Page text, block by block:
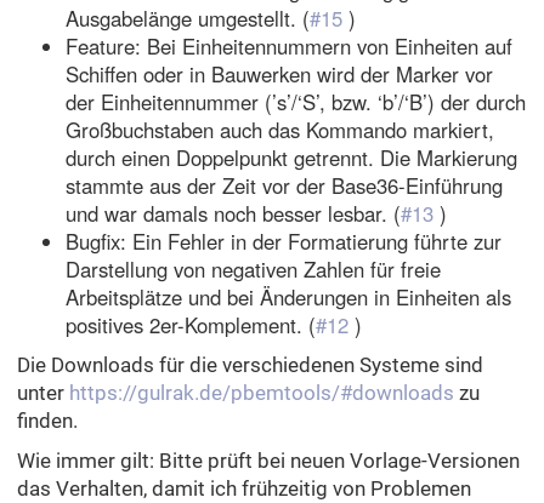
Ausgabelänge umgestellt. (#15 )
Feature: Bei Einheitennummern von Einheiten auf
Schiffen oder in Bauwerken wird der Marker vor
der Einheitennummer (’s’/‘S’, bzw. ‘b’/‘B’) der durch
Großbuchstaben auch das Kommando markiert,
durch einen Doppelpunkt getrennt. Die Markierung
stammte aus der Zeit vor der Base36-Einführung
und war damals noch besser lesbar. (#13 )
Bugfix: Ein Fehler in der Formatierung führte zur
Darstellung von negativen Zahlen für freie
Arbeitsplätze und bei Änderungen in Einheiten als
positives 2er-Komplement. (#12 )
Die Downloads für die verschiedenen Systeme sind
unter https://gulrak.de/pbemtools/#downloads zu
finden.
Wie immer gilt: Bitte prüft bei neuen Vorlage-Versionen
das Verhalten, damit ich frühzeitig von Problemen